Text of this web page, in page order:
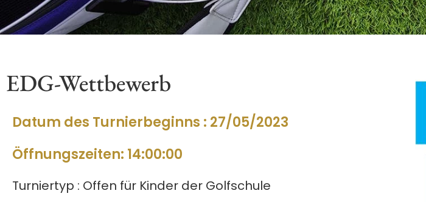
EDG-Wettbewerb
Datum des Turnierbeginns : 27/05/2023
Öffnungszeiten: 14:00:00
Turniertyp : Offen für Kinder der Golfschule